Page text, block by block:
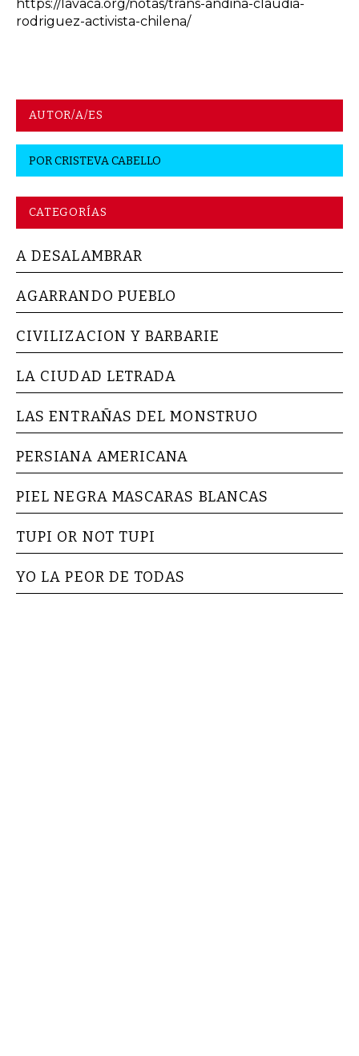
https://lavaca.org/notas/trans-andina-claudia-
rodriguez-activista-chilena/
AUTOR/A/ES
PORCRISTEVA CABELLO
CATEGORÍAS
A DESALAMBRAR
AGARRANDO PUEBLO
CIVILIZACION Y BARBARIE
LA CIUDAD LETRADA
LAS ENTRAÑAS DEL MONSTRUO
PERSIANA AMERICANA
PIEL NEGRA MASCARAS BLANCAS
TUPI OR NOT TUPI
YO LA PEOR DE TODAS